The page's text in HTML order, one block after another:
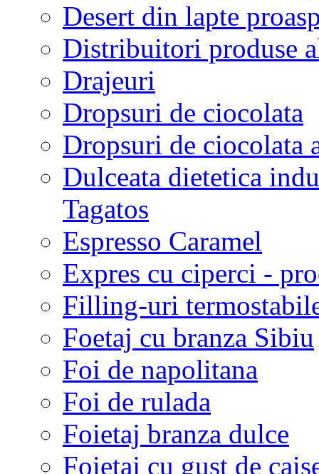
Desert din lapte
Distribuitori produse
Drajeuri
Dropsuri de ciocolata
Dropsuri de ciocolata
Dulceata dietetica
Tagatos
Espresso Caramel
Expres cu ciperci -
Filling-uri
Foetaj cu branza Sibiu
Foi de napolitana
Foi de rulada
Foietaj branza dulce
Foietaj cu gust de